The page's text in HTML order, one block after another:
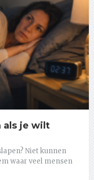
als je wilt
Niet kunnen
waar veel mensen